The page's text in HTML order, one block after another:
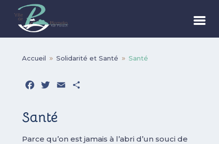
Accueil 9 Solidarité et Santé 9 Santé
Facebook
Twitter
Email
Santé
Parce qu’on est jamais à l’abri d’un souci de